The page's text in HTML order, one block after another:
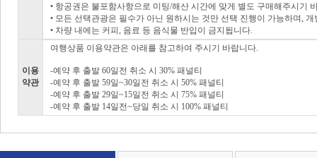
• 항공권은 불포함사항으로 미팅/해산 시간에 맞게 별도 구매해주시기
• 모든 선택관광은 필수가 아닌 원하시는 것만 선택 진행이 가능하며,
• 차량 내에는 커피, 음료 등 음식물 반입이 금지됩니다.
이용
약관
여행상품 이용약관은 아래를 참고하여 주시기 바랍니다.
-예약 후 출발 60일전 취소 시 30% 패널티
-예약 후 출발 59일~30일전 취소 시 50% 패널티
-예약 후 출발 29일~15일전 취소 시 75% 패널티
-예약 후 출발 14일전~당일 취소 시 100% 패널티